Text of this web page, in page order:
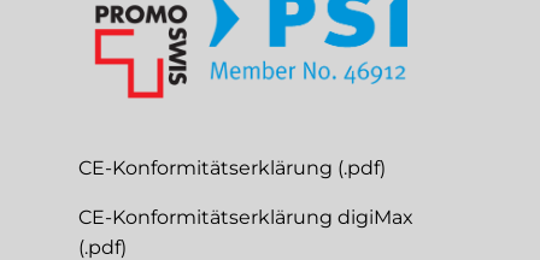
CE-Konformitätserklärung (.pdf)
CE-Konformitätserklärung digiMax
(.pdf)